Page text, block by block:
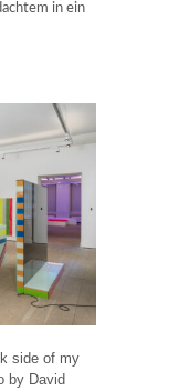
in ein
side of my
by David